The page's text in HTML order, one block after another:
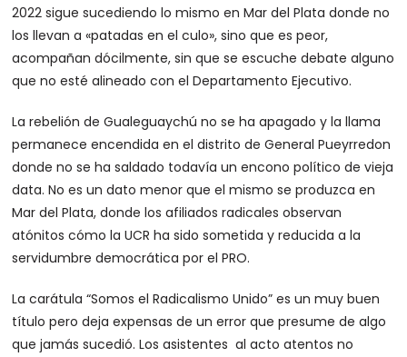
2022 sigue sucediendo lo mismo en Mar del Plata donde no
los llevan a «patadas en el culo», sino que es peor,
acompañan dócilmente, sin que se escuche debate alguno
que no esté alineado con el Departamento Ejecutivo.
La rebelión de Gualeguaychú no se ha apagado y la llama
permanece encendida en el distrito de General Pueyrredon
donde no se ha saldado todavía un encono político de vieja
data. No es un dato menor que el mismo se produzca en
Mar del Plata, donde los afiliados radicales observan
atónitos cómo la UCR ha sido sometida y reducida a la
servidumbre democrática por el PRO.
La carátula “Somos el Radicalismo Unido” es un muy buen
título pero deja expensas de un error que presume de algo
que jamás sucedió. Los asistentes al acto atentos no